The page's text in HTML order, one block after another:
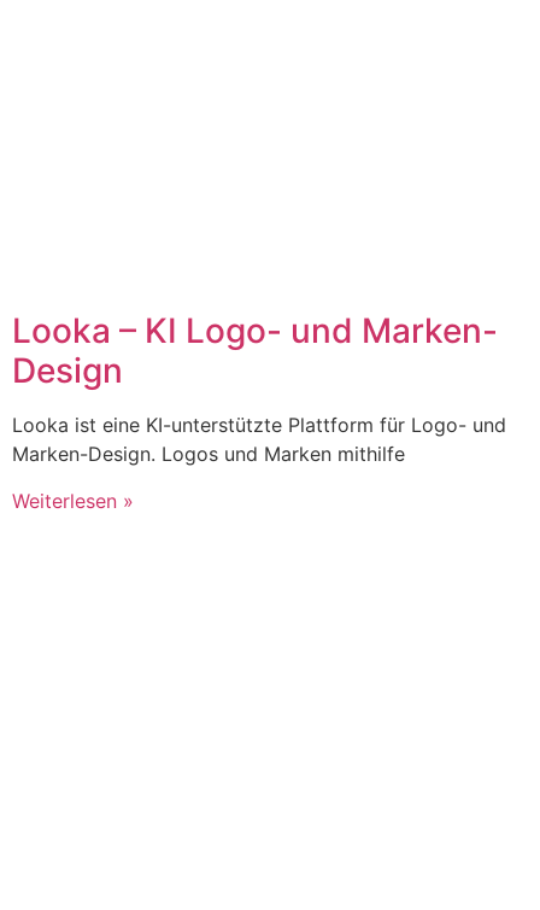
Looka – KI Logo- und Marken-
Design
Looka ist eine KI-unterstützte Plattform für Logo- und
Marken-Design. Logos und Marken mithilfe
Weiterlesen »